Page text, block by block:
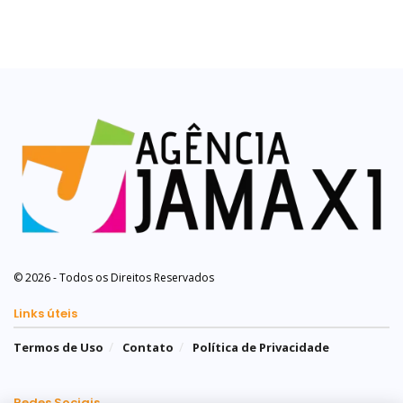
© 2026 - Todos os Direitos Reservados
Links úteis
Termos de Uso Contato Política de Privacidade